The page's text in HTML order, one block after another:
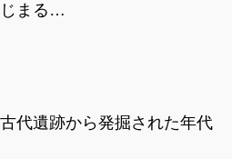
まる…
代遺跡から発掘された年代